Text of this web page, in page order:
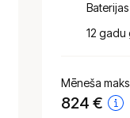
12 gadu
Mēneša
824 €